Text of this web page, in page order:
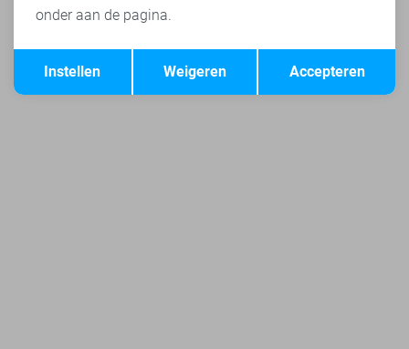
Terug Opslaan
onder aan de pagina.
Accepteren
Weigeren
Instellen